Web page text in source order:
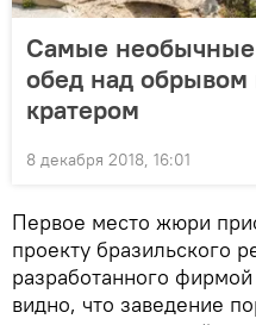
Самые
обед над
кратером
8 декабря 2018, 16:01
Первое место жюри
проекту бразильского
разработанного
видно, что заведение